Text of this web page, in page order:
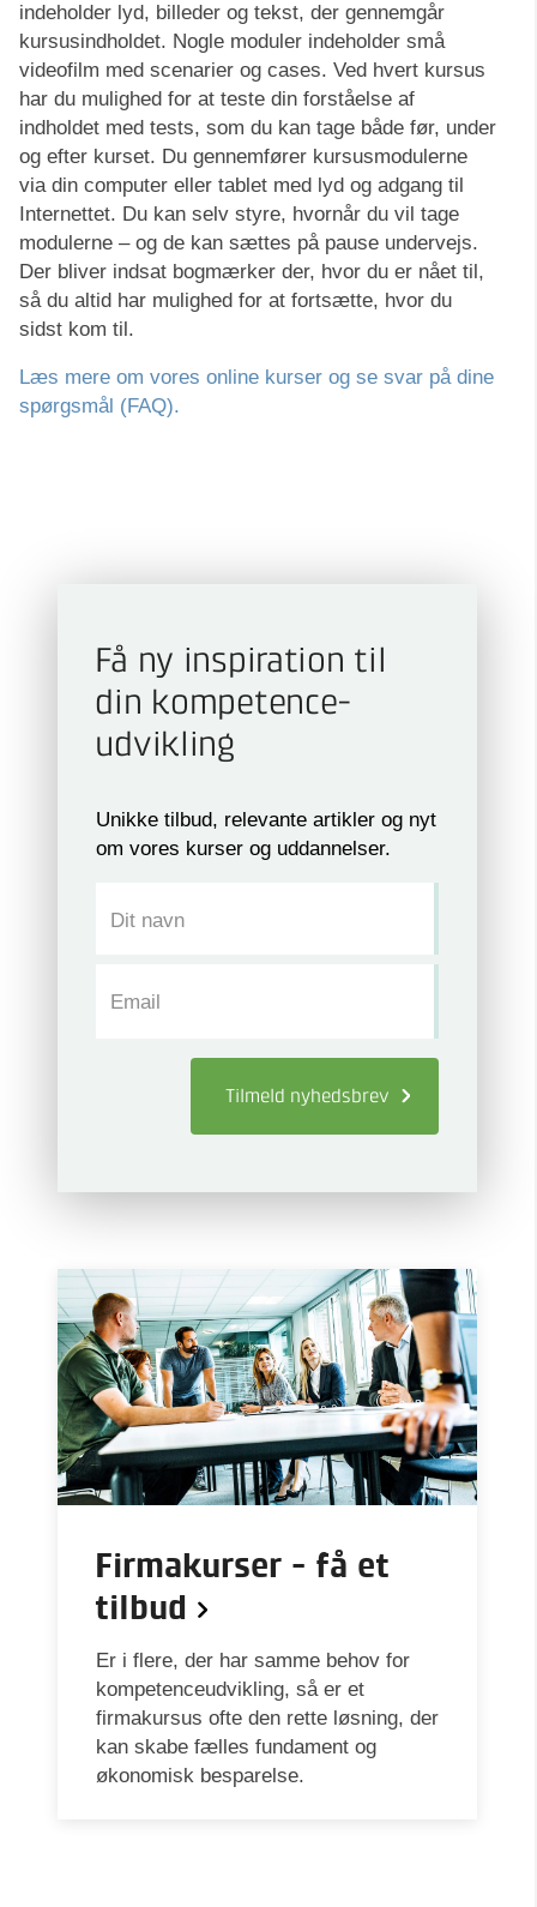
indeholder lyd, billeder og tekst, der gennemgår
kursusindholdet. Nogle moduler indeholder små
videofilm med scenarier og cases. Ved hvert kursus
har du mulighed for at teste din forståelse af
indholdet med tests, som du kan tage både før, under
og efter kurset. Du gennemfører kursusmodulerne
via din computer eller tablet med lyd og adgang til
Internettet. Du kan selv styre, hvornår du vil tage
modulerne – og de kan sættes på pause undervejs.
Der bliver indsat bogmærker der, hvor du er nået til,
så du altid har mulighed for at fortsætte, hvor du
sidst kom til.
Læs mere om vores online kurser og se svar på dine
spørgsmål (FAQ).
Få ny inspiration til
din kompetence­
udvikling
Unikke tilbud, relevante artikler og nyt
om vores kurser og uddannelser.
Dit navn
Email
Tilmeld nyhedsbrev
Firmakurser - få et
tilbud
Er i flere, der har samme behov for
kompetenceudvikling, så er et
firmakursus ofte den rette løsning, der
kan skabe fælles fundament og
økonomisk besparelse.